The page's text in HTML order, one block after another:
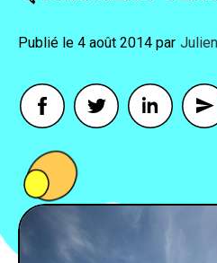
ART
JEUX-
VINTAGE
FOOD
4 août 2014 By Julien